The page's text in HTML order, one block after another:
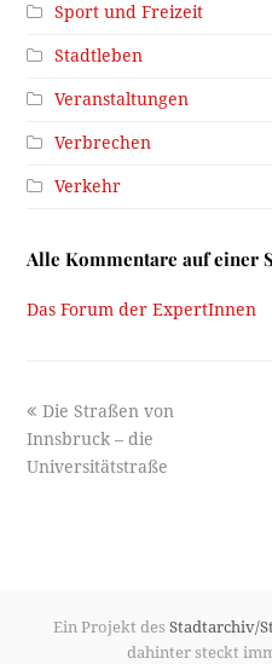
Sport und Freizeit
Stadtleben
Veranstaltungen
Verbrechen
Verkehr
Alle Kommentare auf einer
Das Forum der ExpertInnen
previous
post:
Die Straßen von
Innsbruck – die
Universitätstraße
Ein Projekt des Stadtarchiv/
dahinter steckt